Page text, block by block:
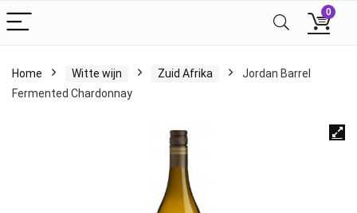
0
Home Witte wijn Zuid Afrika
Jordan Barrel
Fermented Chardonnay